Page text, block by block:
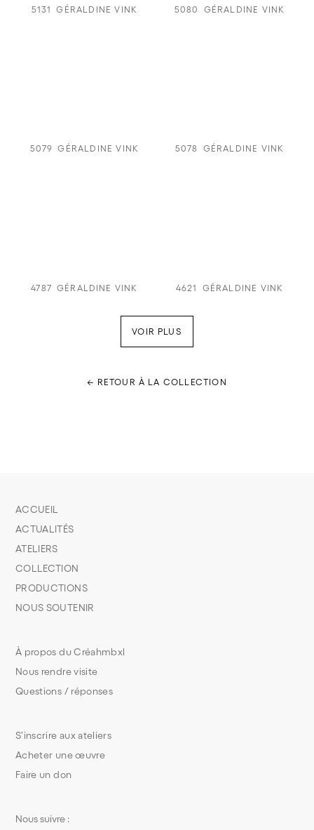
5131 GÉRALDINE VINK 5080 GÉRALDINE VINK
5079 GÉRALDINE VINK 5078 GÉRALDINE VINK
4787 GÉRALDINE VINK 4621 GÉRALDINE VINK
VOIR PLUS
← RETOUR À LA COLLECTION
S’inscrire aux ateliers
Acheter une œuvre
Faire un don
À propos du Créahmbxl
Nous rendre visite
Questions / réponses
ACCUEIL
ACTUALITÉS
ATELIERS
COLLECTION
PRODUCTIONS
NOUS SOUTENIR
Nous suivre :